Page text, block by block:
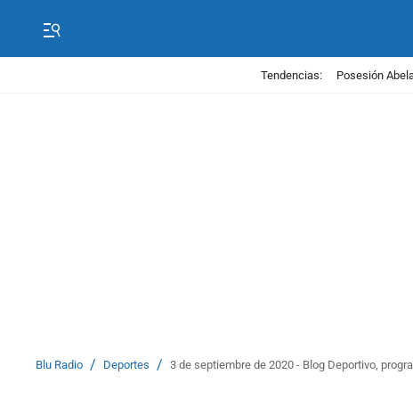
Tendencias: Posesión
Blu Radio / Deportes / 3 de septiembre de 2020 - Blog Deportivo,